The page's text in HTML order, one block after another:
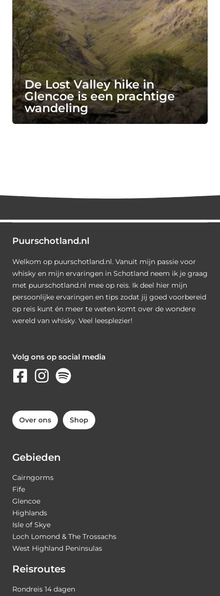
De Lost Valley hike in
Glencoe is een prachtige
wandeling
Puurschotland.nl
Welkom op puurschotland.nl. Vanuit mijn passie voor
whisky en mijn ervaringen in Schotland neem ik je graag
met puurschotland.nl mee op reis. Ik deel hier mijn
persoonlijke ervaringen en tips zodat jij goed voorbereid
op reis kunt én meer te weten komt over de wondere
wereld van whisky. Veel leesplezier!
Volg ons op social media
Over ons Shop
Gebieden
Cairngorms
Fife
Glencoe
Highlands
Isle of Skye
Loch Lomond & The Trossachs
West Highland Peninsulas
Reisroutes
Rondreis 14 dagen